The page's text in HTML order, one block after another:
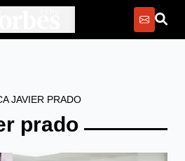
JAVIER PRADO
prado